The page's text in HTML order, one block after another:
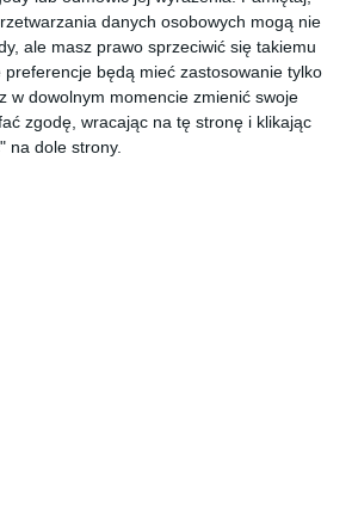
danych osobowych mogą nie
ale masz prawo sprzeciwić się takiemu
preferencje będą mieć zastosowanie tylko
w dowolnym momencie zmienić swoje
zgodę, wracając na tę stronę i klikając
na dole strony.
prac na Doryckiej
jezdni i zostanie zachowany
będzie likwidacja ruchu
odcinku, na wysokości tzw.